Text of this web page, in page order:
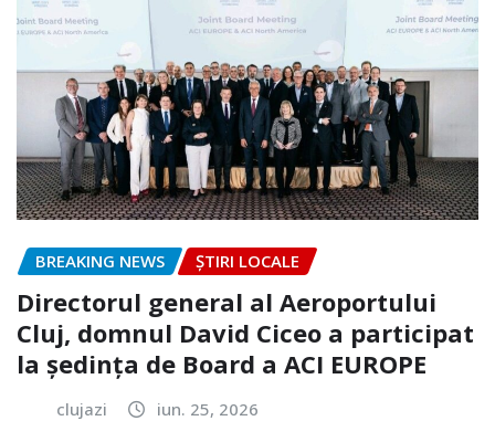
BREAKING NEWS ȘTIRI LOCALE
Directorul general al Aeroportului
Cluj, domnul David Ciceo a participat
la ședința de Board a ACI EUROPE
clujazi iun. 25, 2026